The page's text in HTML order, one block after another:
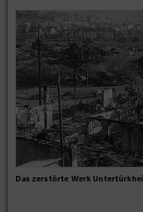
Das zerstörte Werk